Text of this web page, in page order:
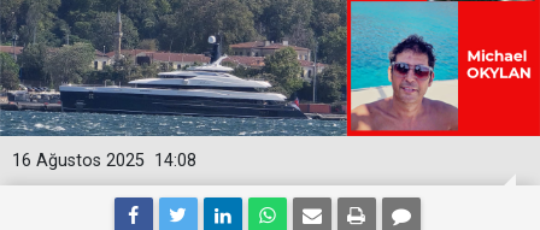
14:08
16 Ağustos 2025